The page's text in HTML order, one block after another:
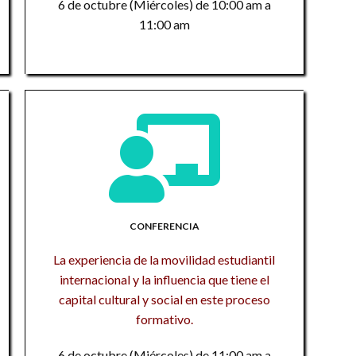
6 de octubre (Miércoles) de 10:00 am a
11:00 am
CONFERENCIA
La experiencia de la movilidad estudiantil
internacional y la influencia que tiene el
capital cultural y social en este proceso
formativo.